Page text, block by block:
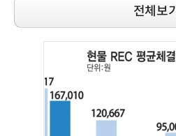
전체보기